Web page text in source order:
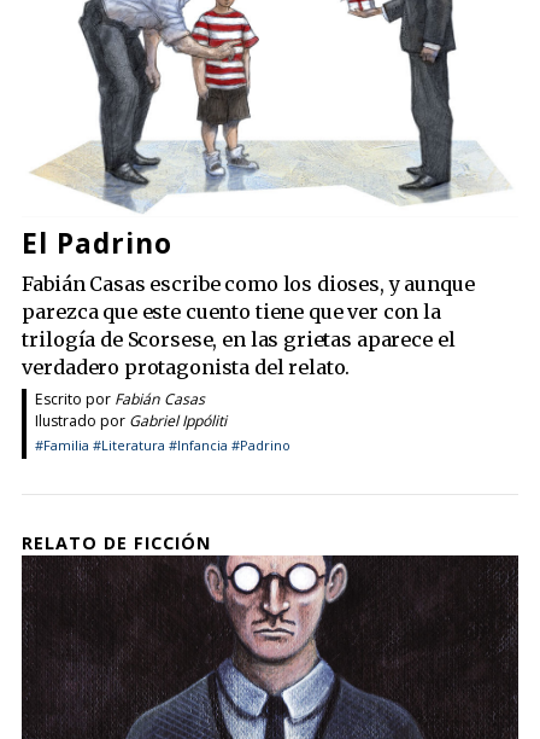
El Padrino
Fabián Casas escribe como los dioses, y aunque
parezca que este cuento tiene que ver con la
trilogía de Scorsese, en las grietas aparece el
verdadero protagonista del relato.
Escrito por Fabián Casas
Ilustrado por Gabriel Ippóliti
#Familia #Literatura #Infancia #Padrino
RELATO DE FICCIÓN